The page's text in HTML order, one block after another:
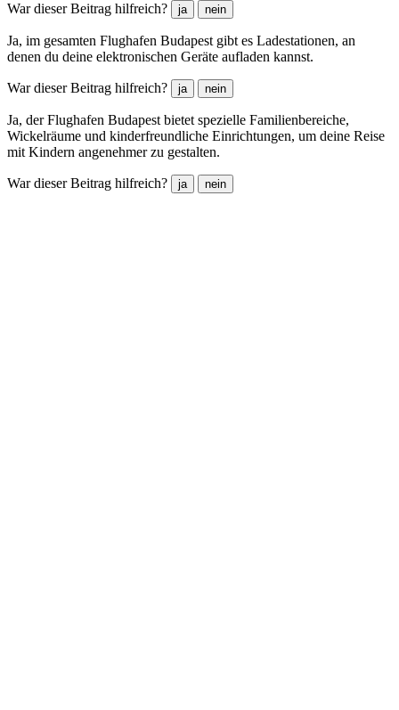
War dieser Beitrag hilfreich? ja nein
Ja, im gesamten Flughafen Budapest gibt es Ladestationen, an
denen du deine elektronischen Geräte aufladen kannst.
War dieser Beitrag hilfreich? ja nein
Ja, der Flughafen Budapest bietet spezielle Familienbereiche,
Wickelräume und kinderfreundliche Einrichtungen, um deine Reise
mit Kindern angenehmer zu gestalten.
War dieser Beitrag hilfreich? ja nein